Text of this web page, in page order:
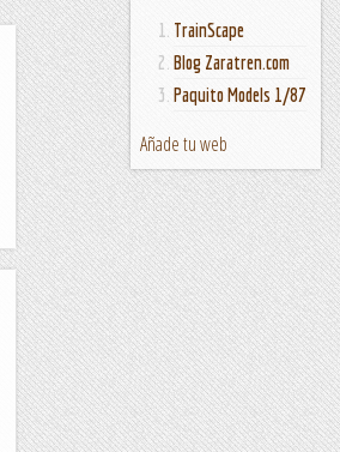
TrainScape
Blog Zaratren.com
Paquito Models 1/87
Añade tu web